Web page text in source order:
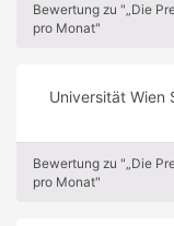
Bewertung zu "„Die
pro Monat"
Universität Wien
Bewertung zu "„Die
pro Monat"